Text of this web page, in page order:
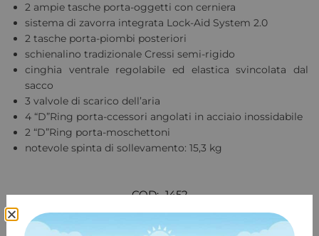
2 ampie tasche porta-oggetti con cerniera
sistema di zavorra integrata Lock-Aid System 2.0
2 tasche porta-piombi posteriori
schienalino tradizionale Cressi semi-rigido
cinghia ventrale regolabile ed elastica svincolata dal
sacco
3 valvole di scarico dell’aria
4 “D”Ring porta-ccessori angolati in acciaio inossidabile
2 “D”Ring porta-moschettoni
notevole spinta di sollevamento: 15,3 kg
COD: 1452
Categoria: GAV Tradizionali
Marchio: